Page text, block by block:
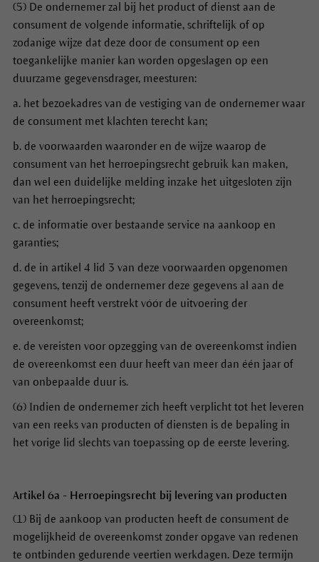
(5) De ondernemer zal bij het product of dienst aan de
consument de volgende informatie, schriftelijk of op
zodanige wijze dat deze door de consument op een
toegankelijke manier kan worden opgeslagen op een
duurzame gegevensdrager, meesturen:
a. het bezoekadres van de vestiging van de ondernemer waar
de consument met klachten terecht kan;
b. de voorwaarden waaronder en de wijze waarop de
consument van het herroepingsrecht gebruik kan maken,
dan wel een duidelijke melding inzake het uitgesloten zijn
van het herroepingsrecht;
c. de informatie over bestaande service na aankoop en
garanties;
d. de in artikel 4 lid 3 van deze voorwaarden opgenomen
gegevens, tenzij de ondernemer deze gegevens al aan de
consument heeft verstrekt vóór de uitvoering der
overeenkomst;
e. de vereisten voor opzegging van de overeenkomst indien
de overeenkomst een duur heeft van meer dan één jaar of
van onbepaalde duur is.
(6) Indien de ondernemer zich heeft verplicht tot het leveren
van een reeks van producten of diensten is de bepaling in
het vorige lid slechts van toepassing op de eerste levering.
Artikel 6a - Herroepingsrecht bij levering van producten
(1) Bij de aankoop van producten heeft de consument de
mogelijkheid de overeenkomst zonder opgave van redenen
te ontbinden gedurende veertien werkdagen. Deze termijn